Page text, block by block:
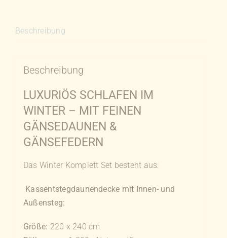
Beschreibung
Beschreibung
LUXURIÖS SCHLAFEN IM
WINTER – MIT FEINEN
GÄNSEDAUNEN &
GÄNSEFEDERN
Das Winter Komplett Set besteht aus:
Kassentstegdaunendecke mit Innen- und
Außensteg:
Größe: 220 x 240 cm